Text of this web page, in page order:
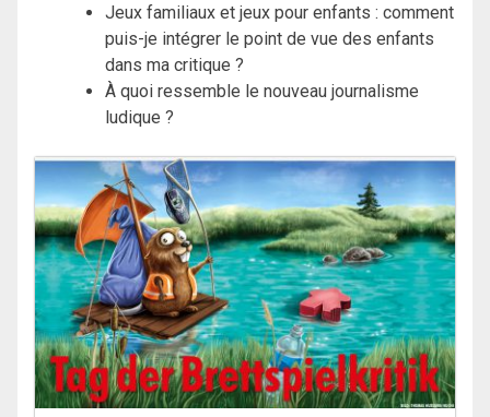
Jeux familiaux et jeux pour enfants : comment
puis-je intégrer le point de vue des enfants
dans ma critique ?
À quoi ressemble le nouveau journalisme
ludique ?